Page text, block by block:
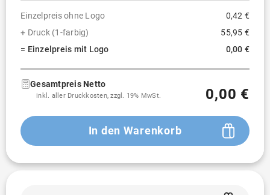
Einzelpreis ohne Logo
0,42 €
+ Druck (1-farbig)
55,95 €
= Einzelpreis mit Logo
0,00 €
Gesamtpreis Netto
inkl. aller Druckkosten, zzgl. 19% MwSt. 0,00 €
In den Warenkorb